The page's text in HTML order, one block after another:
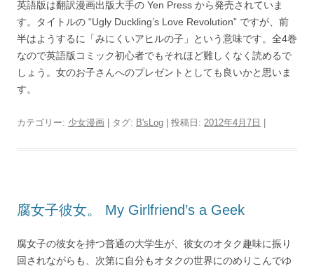
英語版は翻訳漫画出版大手の Yen Press から発売されていま
す。タイトルの “Ugly Duckling’s Love Revolution” ですが、前
半はようするに「みにくいアヒルの子」という意味です。全4巻
なので英語版コミック初心者でもそれほど難しくなく読めるで
しょう。女のお子さんへのプレゼントとしても良いかと思いま
す。
カテゴリー: 少女漫画 | タグ: B'sLog | 投稿日: 2012年4月7日
腐女子彼女。 My Girlfriend’s a Geek
腐女子の彼女を持つ普通の大学生が、彼女のオタク趣味に振り
回されながらも、次第に自分もオタクの世界にのめりこんでゆ